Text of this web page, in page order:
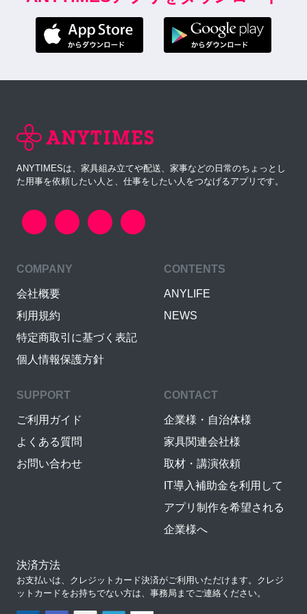
ANYTIMESは、家具組み立てや配送、家事などの日常のちょっとし
た用事を依頼したい人と、仕事をしたい人をつなげるアプリです。
COMPANY
会社概要
利用規約
特定商取引に基づく表記
個人情報保護方針
CONTENTS
ANYLIFE
NEWS
SUPPORT
ご利用ガイド
よくある質問
お問い合わせ
CONTACT
企業様・自治体様
家具関連会社様
取材・講演依頼
IT導入補助金を利用して
アプリ制作を希望される
企業様へ
決済方法
お支払いは、クレジットカード決済がご利用いただけます。クレジ
ットカードをお持ちでない方は、事務局までご連絡ください。